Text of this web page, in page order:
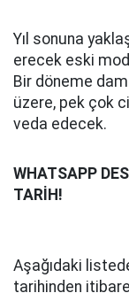
Yıl sonuna
erecek eski
Bir döneme
üzere, pek çok
veda edecek.
WHATSAPP
TARİH!
Aşağıdaki
tarihinden